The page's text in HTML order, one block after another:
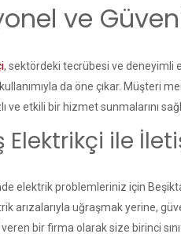
ve
, sektördeki tecrübesi ve deneyimli
da öne çıkar. Müşteri
ve etkili bir hizmet sunmalarını
Elektrikçi ile
elektrik problemleriniz için
arızalarıyla uğraşmak yerine,
bir firma olarak size birinci